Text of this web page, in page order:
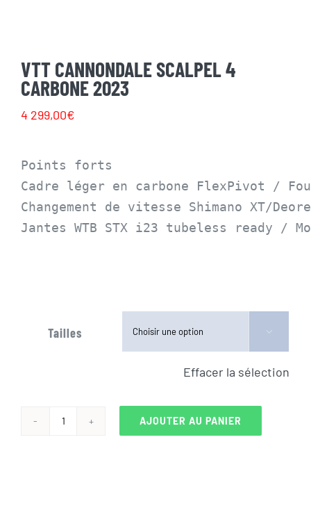
VTT CANNONDALE SCALPEL 4
CARBONE 2023
4 299,00€
Points forts
Cadre léger en carbone FlexPivot /
Changement de vitesse Shimano XT/
Jantes WTB STX i23 tubeless ready /
Tailles 
Effacer la sélection
AJOUTER AU PANIER